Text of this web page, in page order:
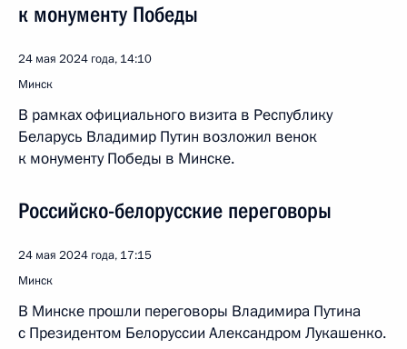
к монументу Победы
24 мая 2024 года, 14:10
Минск
В рамках официального визита в Республику
Беларусь Владимир Путин возложил венок
к монументу Победы в Минске.
Российско-белорусские переговоры
24 мая 2024 года, 17:15
Минск
В Минске прошли переговоры Владимира Путина
с Президентом Белоруссии Александром Лукашенко.